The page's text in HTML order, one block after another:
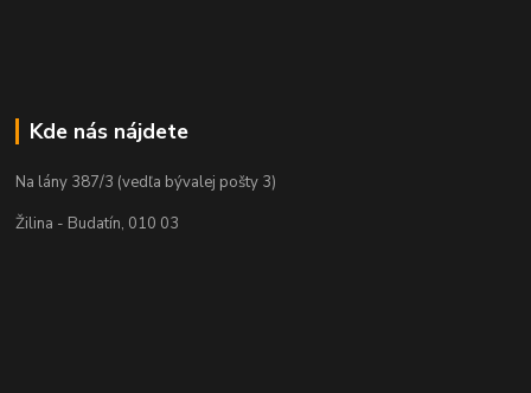
Kde nás nájdete
Na lány 387/3 (vedľa bývalej pošty 3)
Žilina - Budatín, 010 03